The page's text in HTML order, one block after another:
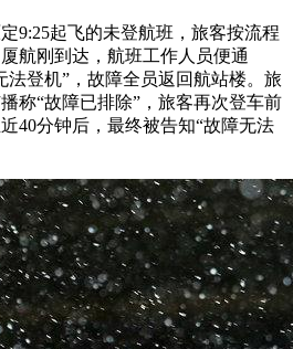
9:25起飞的未登航班，旅客按流程
航刚到达，航班工作人员便通
法登机”，故障全员返回航站楼。旅
称“故障已排除”，旅客再次登车前
40分钟后，最终被告知“故障无法